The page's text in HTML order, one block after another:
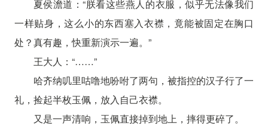
夏侯澹道：“朕看这些燕人的衣服，似乎无法像我们
一样贴身，这么小的东西塞入衣襟，竟能被固定在胸口
处？真有趣，快重新演示一遍。”
王大人：“……”
哈齐纳叽里咕噜地吩咐了两句，被指控的汉子行了一
礼，捡起半枚玉佩，放入自己衣襟。
又是一声清响，玉佩直接掉到地上，摔得更碎了。